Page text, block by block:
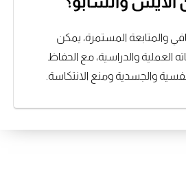
والمتابعة المستمرة، يمكن
العملية والدراسية، مع الحفاظ
والجسدية ومنع الانتكاسة.